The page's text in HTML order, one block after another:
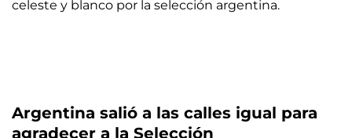
Argentina salió a las calles igual para
agradecer a la Selección